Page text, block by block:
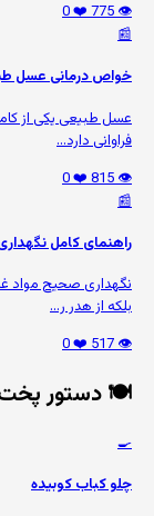
👁️ 775
❤️ 0
📰
خواص درمانی عسل
عسل طبیعی یکی از
فراوانی دارد...
👁️ 815
❤️ 0
📰
راهنمای کامل
نگهداری صحیح مواد
بلکه از هدر ر...
👁️ 517
❤️ 0
🍽️ دستور
🍳
چلو کباب کوبیده